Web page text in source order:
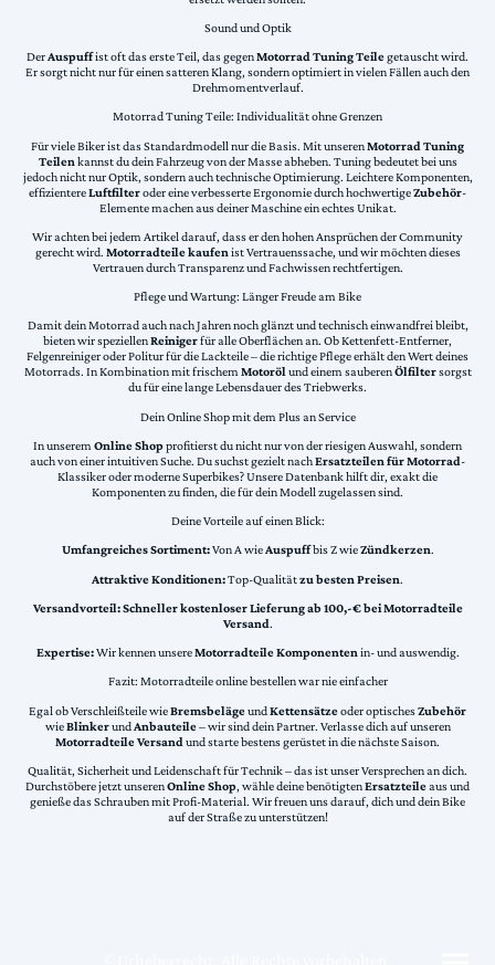
Sound und Optik
DerAuspuffist oft das erste Teil, das gegenMotorrad Tuning Teilegetauscht wird.
Er sorgt nicht nur für einen satteren Klang, sondern optimiert in vielen Fällen auch den
Drehmomentverlauf.
Motorrad Tuning Teile: Individualität ohne Grenzen
Für viele Biker ist das Standardmodell nur die Basis. Mit unserenMotorrad Tuning
Teilen kannst du dein Fahrzeug von der Masse abheben. Tuning bedeutet bei uns
jedoch nicht nur Optik, sondern auch technische Optimierung. Leichtere Komponenten,
effizientereLuftfilteroder eine verbesserte Ergonomie durch hochwertigeZubehör-
Elemente machen aus deiner Maschine ein echtes Unikat.
Wir achten bei jedem Artikel darauf, dass er den hohen Ansprüchen der Community
gerecht wird. Motorradteile kaufen ist Vertrauenssache, und wir möchten dieses
Vertrauen durch Transparenz und Fachwissen rechtfertigen.
Pflege und Wartung: Länger Freude am Bike
Damit dein Motorrad auch nach Jahren noch glänzt und technisch einwandfrei bleibt,
bieten wir speziellenReinigerfür alle Oberflächen an. Ob Kettenfett-Entferner,
Felgenreiniger oder Politur für die Lackteile – die richtige Pflege erhält den Wert deines
Motorrads. In Kombination mit frischemMotorölund einem sauberenÖlfiltersorgst
du für eine lange Lebensdauer des Triebwerks.
Dein Online Shop mit dem Plus an Service
In unserem Online Shopprofitierst du nicht nur von der riesigen Auswahl, sondern
auch von einer intuitiven Suche. Du suchst gezielt nachErsatzteilen für Motorrad-
Klassiker oder moderne Superbikes? Unsere Datenbank hilft dir, exakt die
Komponenten zu finden, die für dein Modell zugelassen sind.
Deine Vorteile auf einen Blick:
Umfangreiches Sortiment:Von A wieAuspuffbis Z wieZündkerzen.
Attraktive Konditionen:Top-Qualitätzu besten Preisen.
Versandvorteil:Schneller kostenloser Lieferung ab 100,-€ bei Motorradteile
Versand.
Expertise:Wir kennen unsereMotorradteile Komponentenin- und auswendig.
Fazit: Motorradteile online bestellen war nie einfacher
Egal ob Verschleißteile wieBremsbelägeundKettensätzeoder optischesZubehör
wieBlinkerundAnbauteile– wir sind dein Partner. Verlasse dich auf unseren
Motorradteile Versand und starte bestens gerüstet in die nächste Saison.
Qualität, Sicherheit und Leidenschaft für Technik – das ist unser Versprechen an dich.
Durchstöbere jetzt unserenOnline Shop, wähle deine benötigtenErsatzteileaus und
genieße das Schrauben mit Profi-Material. Wir freuen uns darauf, dich und dein Bike
auf der Straße zu unterstützen!